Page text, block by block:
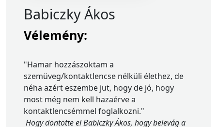
Babiczky Ákos
Vélemény:
"Hamar hozzászoktam a
szemüveg/kontaktlencse nélküli élethez, de
néha azért eszembe jut, hogy de jó, hogy
most még nem kell hazaérve a
kontaktlencsémmel foglalkozni."
Hogy döntötte el Babiczky Ákos, hogy belevág a